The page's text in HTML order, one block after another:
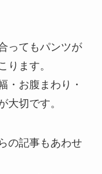
ってもパンツが
ります。
・お腹まわり・
大切です。
の記事もあわせ